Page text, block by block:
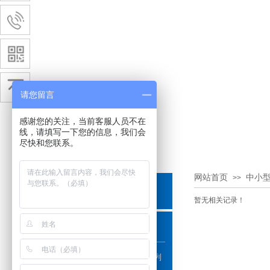
网站首页 >> 中小
产品分类
暂无相关记录！
口服液、西林瓶、保健品系列
请您留言
感谢您的关注，当前客服人员不在
线，请填写一下您的信息，我们会
尽快和您联系。